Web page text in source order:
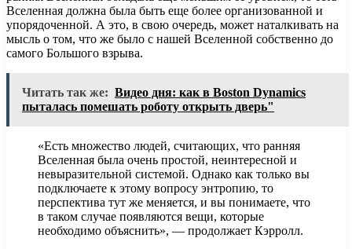
Вселенная должна была быть еще более организованной и
упорядоченной. А это, в свою очередь, может наталкивать на
мысль о том, что же было с нашей Вселенной собственно до
самого Большого взрыва.
Читать так же: Видео дня: как в Boston Dynamics
пыталась помешать роботу открыть дверь"
«Есть множество людей, считающих, что ранняя
Вселенная была очень простой, неинтересной и
невыразительной системой. Однако как только вы
подключаете к этому вопросу энтропию, то
перспектива тут же меняется, и вы понимаете, что
в таком случае появляются вещи, которые
необходимо объяснить», — продолжает Кэрролл.